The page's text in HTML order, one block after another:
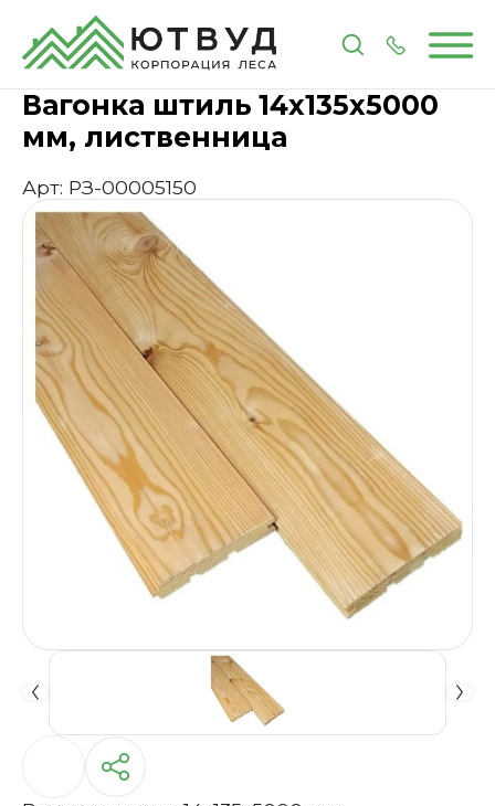
ГлавнаяКаталогПиломатериалыВагонка
Вагонка штиль 14х135х5000
мм, лиственница
Арт: РЗ-00005150